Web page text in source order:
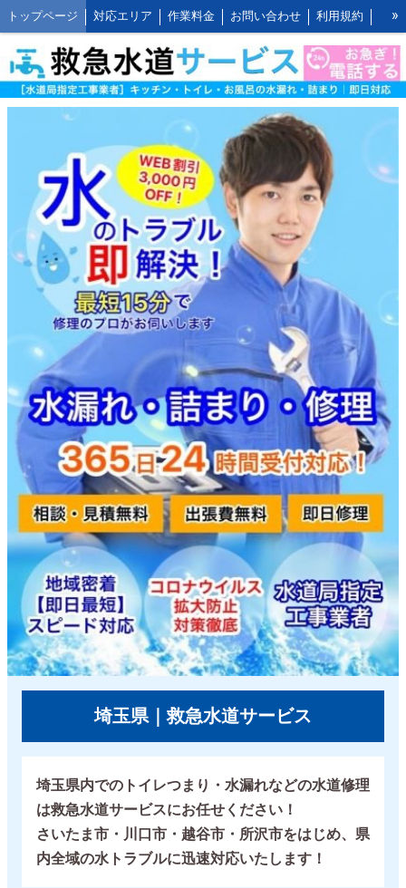
トップページ 対応エリア 作業料金 お問い合わせ 利用規約
水道修理の作業報告 水道修理の施工事例 よくあるご質問 FAQ
救水の水道修理ブログ お客様の声とご感想 WEB割引ご利用方法
公式LINEアカウント キッチンの作業料金
トイレの作業料金 お風呂の作業料金 洗面所の作業料金
屋外の作業料金
»
埼玉県｜救急水道サービス
埼玉県内でのトイレつまり・水漏れなどの水道修理
は救急水道サービスにお任せください！
さいたま市・川口市・越谷市・所沢市をはじめ、県
内全域の水トラブルに迅速対応いたします！